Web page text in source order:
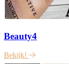
Beauty4
Bekijk!